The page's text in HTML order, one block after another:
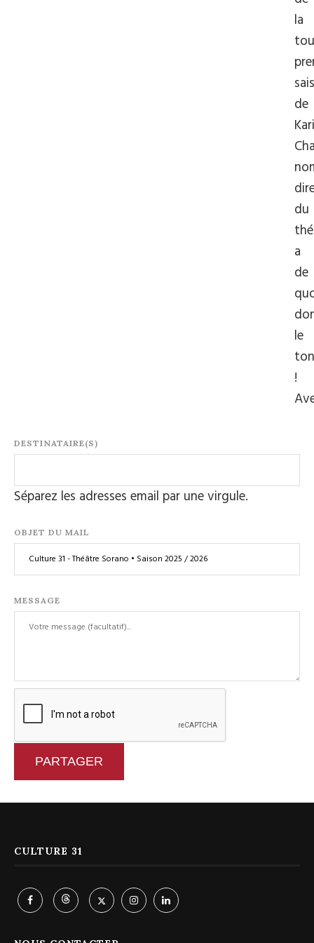
la
de
du
a
de
le
ton
!
DESTINATAIRE(S)
Séparez les adresses email par une virgule.
OBJET DU MAIL
MESSAGE
PARTAGER
CULTURE 31